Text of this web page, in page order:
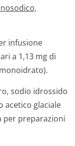
infusione
a 1,13 mg di
sodio idrossido
acetico glaciale
per preparazioni